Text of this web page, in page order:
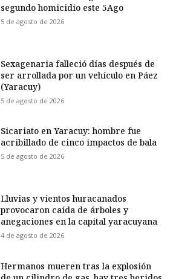
segundo homicidio este 5Ago
5 de agosto de 2026
Sexagenaria falleció días después de
ser arrollada por un vehículo en Páez
(Yaracuy)
5 de agosto de 2026
Sicariato en Yaracuy: hombre fue
acribillado de cinco impactos de bala
5 de agosto de 2026
Lluvias y vientos huracanados
provocaron caída de árboles y
anegaciones en la capital yaracuyana
4 de agosto de 2026
Hermanos mueren tras la explosión